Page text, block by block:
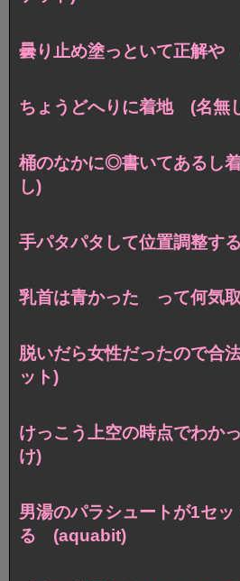
曇り止め塗っといて正解や
ちょうどへりに着地 (名無
桶のなかに◎書いてあるし
し)
手パタパタして位置調整
乳首は青かった って何気
脱いだら女性だったので合
ット)
けっこう上空の時点でわか
け)
男湯のパラシュートが1セ
る (aquabit)